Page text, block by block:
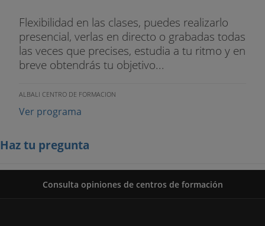
Flexibilidad en las clases, puedes realizarlo
presencial, verlas en directo o grabadas todas
las veces que precises, estudia a tu ritmo y en
breve obtendrás tu objetivo...
ALBALI CENTRO DE FORMACION
Ver programa
Haz tu pregunta
Consulta opiniones de centros de formación